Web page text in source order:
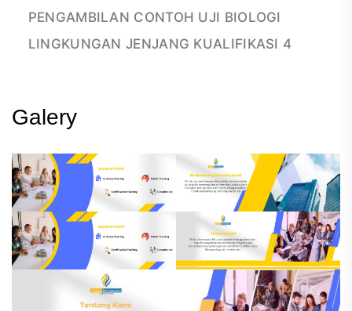
PENGAMBILAN CONTOH UJI BIOLOGI
LINGKUNGAN JENJANG KUALIFIKASI 4
Galery